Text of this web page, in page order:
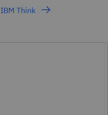
Think